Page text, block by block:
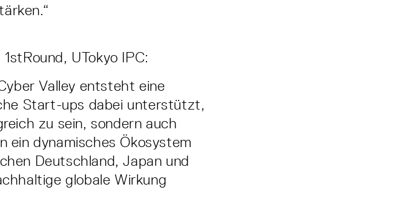
UTokyo IPC:
Valley entsteht eine
Start-ups dabei unterstützt,
zu sein, sondern auch
ein dynamisches Ökosystem
Deutschland, Japan und
globale Wirkung